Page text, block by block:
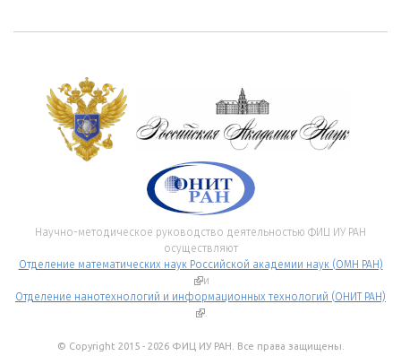
Научно-методическое руководство деятельностью ФИЦ ИУ РАН
осуществляют
Отделение математических наук Российской академии наук (ОМН РАН)
(внешняя ссылка)
и
Отделение нанотехнологий и информационных технологий (ОНИТ РАН)
(внешняя ссылка)
.
© Copyright 2015 - 2026 ФИЦ ИУ РАН. Все права защищены.